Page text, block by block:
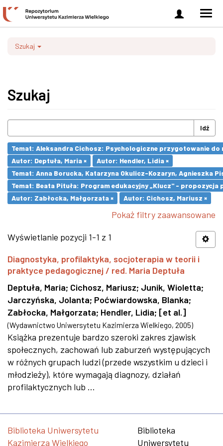
Zaloguj
się
Szukaj
Szukaj
Idź
Temat: Aleksandra Cichosz: Psychologiczne przygotowanie do
Autor: Deptuła, Maria ×
Autor: Hendler, Lidia ×
Temat: Anna Borucka, Katarzyna Okulicz-Kozaryn, Agnieszka
Temat: Beata Pituła: Program edukacyjny „Klucz" - propozycja
Autor: Zabłocka, Małgorzata ×
Autor: Cichosz, Mariusz ×
Pokaż filtry zaawansowane
Wyświetlanie pozycji 1-1 z 1
Diagnostyka, profilaktyka, socjoterapia w teorii i
praktyce pedagogicznej / red. Maria Deptuła
Deptuła, Maria; Cichosz, Mariusz; Junik, Wioletta;
Jarczyńska, Jolanta; Poćwiardowska, Blanka;
Zabłocka, Małgorzata; Hendler, Lidia; [et al.]
(Wydawnictwo Uniwersytetu Kazimierza Wielkiego, 2005)
Książka prezentuje bardzo szeroki zakres zjawisk
społecznych, zachowań lub zaburzeń występujących
w różnych grupach ludzi (przede wszystkim u dzieci i
młodzieży), które wymagają diagnozy, działań
profilaktycznych lub ...
Biblioteka Uniwersytetu
Kazimierza Wielkiego
Biblioteka
Uniwersytetu